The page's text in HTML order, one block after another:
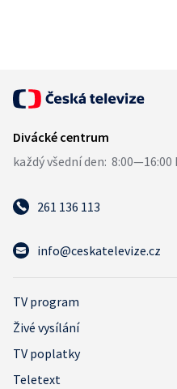
261 136 113
info@ceskatelevize.cz
TV program
Živé vysílání
TV poplatky
Teletext